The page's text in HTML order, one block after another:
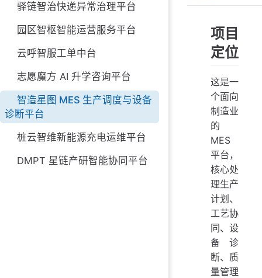
驿链智治快递异常治理平台
园区智枢智能运营服务平台
云呼智服工单中台
志愿魔方 AI 升学咨询平台
智造星图 MES 生产调度与设备
诊断平台
桩云智维新能源充电运维平台
DMPT 星链产研智能协同平台
项目
定位
这是一
个面向
制造业
的
MES
平台，
核心处
理生产
计划、
工艺协
同、设
备诊
断、质
量管理